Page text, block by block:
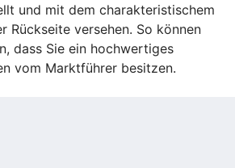
und mit dem charakteristischem
Rückseite versehen. So können
dass Sie ein hochwertiges
vom Marktführer besitzen.